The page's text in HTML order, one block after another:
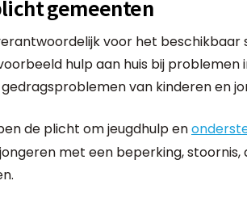
gemeenten
voor het beschikbaar
hulp aan huis bij problemen
van kinderen en
de plicht om jeugdhulp en
met een beperking, stoornis,